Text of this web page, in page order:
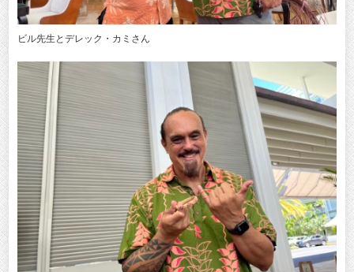
ビル先生とデレック・カミさん